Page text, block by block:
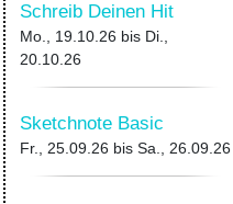
Schreib Deinen Hit
Mo., 19.10.26 bis Di.,
20.10.26
Sketchnote Basic
Fr., 25.09.26 bis Sa., 26.09.26